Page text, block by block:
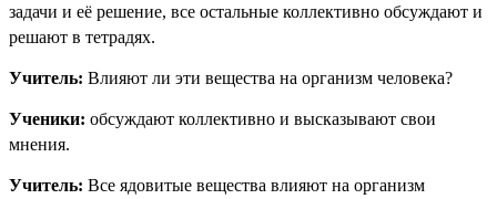
задачи и её решение, все остальные коллективно обсуждают и
решают в тетрадях.
Учитель: Влияют ли эти вещества на организм человека?
Ученики: обсуждают коллективно и высказывают свои
мнения.
Учитель: Все ядовитые вещества влияют на организм